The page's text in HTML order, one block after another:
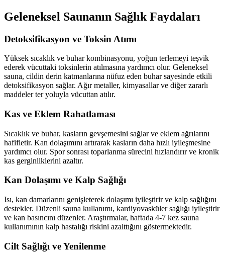
Geleneksel Saunanın Sağlık Faydaları
Detoksifikasyon ve Toksin Atımı
Yüksek sıcaklık ve buhar kombinasyonu, yoğun terlemeyi teşvik
ederek vücuttaki toksinlerin atılmasına yardımcı olur. Geleneksel
sauna, cildin derin katmanlarına nüfuz eden buhar sayesinde etkili
detoksifikasyon sağlar. Ağır metaller, kimyasallar ve diğer zararlı
maddeler ter yoluyla vücuttan atılır.
Kas ve Eklem Rahatlaması
Sıcaklık ve buhar, kasların gevşemesini sağlar ve eklem ağrılarını
hafifletir. Kan dolaşımını artırarak kasların daha hızlı iyileşmesine
yardımcı olur. Spor sonrası toparlanma sürecini hızlandırır ve kronik
kas gerginliklerini azaltır.
Kan Dolaşımı ve Kalp Sağlığı
Isı, kan damarlarını genişleterek dolaşımı iyileştirir ve kalp sağlığını
destekler. Düzenli sauna kullanımı, kardiyovasküler sağlığı iyileştirir
ve kan basıncını düzenler. Araştırmalar, haftada 4-7 kez sauna
kullanımının kalp hastalığı riskini azalttığını göstermektedir.
Cilt Sağlığı ve Yenilenme